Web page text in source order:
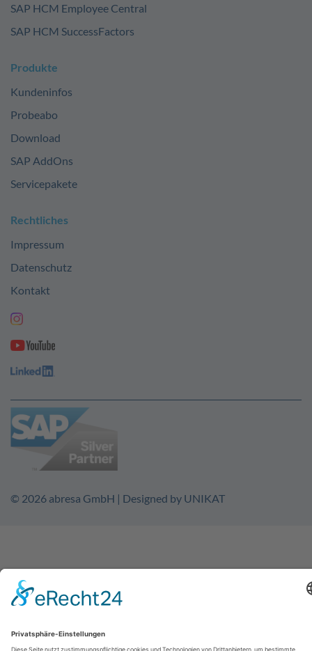
SAP HCM Employee Central
SAP HCM SuccessFactors
Produkte
Kundeninfos
Probeabo
Download
SAP AddOns
Servicepakete
Rechtliches
Impressum
Datenschutz
Kontakt
© 2026 abresa GmbH | Designed by UNIKAT